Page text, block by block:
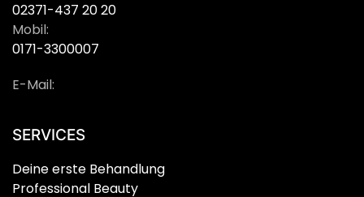
02371-437 20 20
Mobil:
0171-3300007
E-Mail:
SERVICES
Deine erste Behandlung
Professional Beauty